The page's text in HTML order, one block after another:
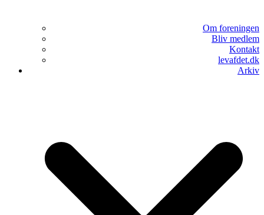
Om foreningen
Bliv medlem
Kontakt
levafdet.dk
Arkiv